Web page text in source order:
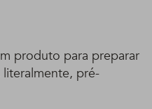
produto para preparar
literalmente, pré-